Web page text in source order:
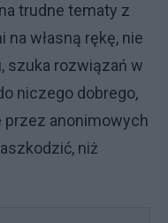
trudne tematy z
własną rękę, nie
szuka rozwiązań w
niczego dobrego,
przez anonimowych
niż